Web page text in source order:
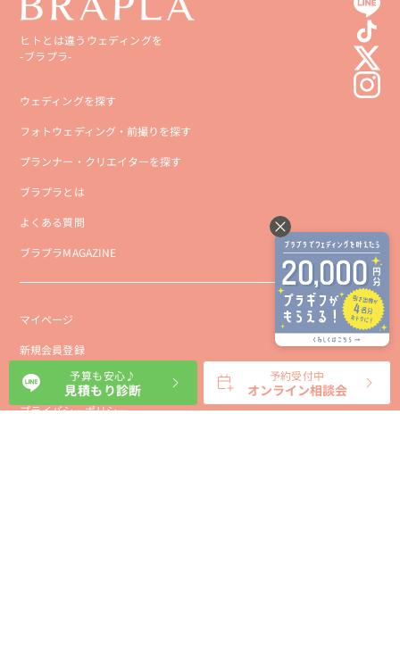
ヒトとは違うウェディングを
-ブラプラ-
ウェディングを探す
フォトウェディング・前撮りを探す
プランナー・クリエイターを探す
ブラプラとは
よくある質問
ブラプラMAGAZINE
マイページ
新規会員登録
会社概要
プライバシーポリシー
予算も安心♪
見積もり診断
予約受付中
オンライン相談会